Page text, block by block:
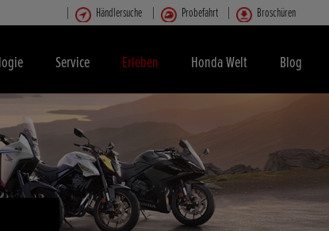
Service Erleben Honda Welt Blog
Händlersuche Probefahrt Broschüren